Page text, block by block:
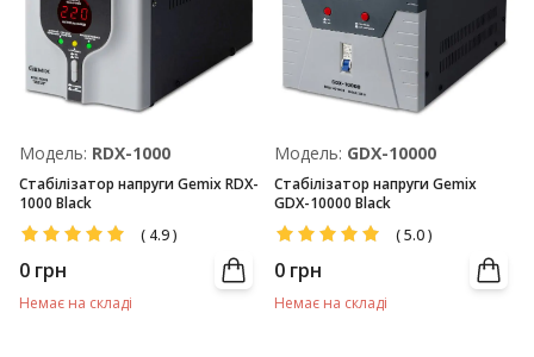
Модель: RDX-1000
Стабілізатор напруги Gemix RDX-
1000 Black
( 4.9)
0 грн
Немає на складі
Модель: GDX-10000
Стабілізатор напруги Gemix
GDX-10000 Black
(5.0)
0 грн
Немає на складі